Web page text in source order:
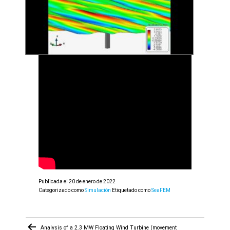
Publicada el 20 de enero de 2022
Categorizado comoSimulación Etiquetado comoSeaFEM
Navegación
Analysis of a 2.3 MW Floating Wind Turbine (movement